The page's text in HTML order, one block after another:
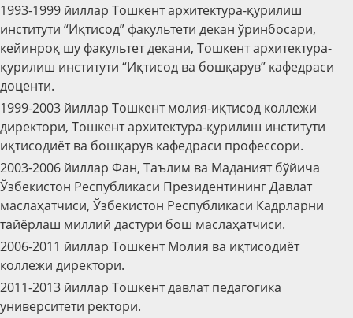
1993-1999 йиллар Тошкент архитектура-қурилиш
институти “Иқтисод” факультети декан ўринбосари,
кейинроқ шу факультет декани, Тошкент архитектура-
қурилиш институти “Иқтисод ва бошқарув” кафедраси
доценти.
1999-2003 йиллар Тошкент молия-иқтисод коллежи
директори, Тошкент архитектура-қурилиш институти
иқтисодиёт ва бошқарув кафедраси профессори.
2003-2006 йиллар Фан, Таълим ва Маданият бўйича
Ўзбекистон Республикаси Президентининг Давлат
маслаҳатчиси, Ўзбекистон Республикаси Кадрларни
тайёрлаш миллий дастури бош маслаҳатчиси.
2006-2011 йиллар Тошкент Молия ва иқтисодиёт
коллежи директори.
2011-2013 йиллар Тошкент давлат педагогика
университети ректори.